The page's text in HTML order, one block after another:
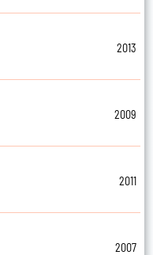
2013
2009
2011
2007